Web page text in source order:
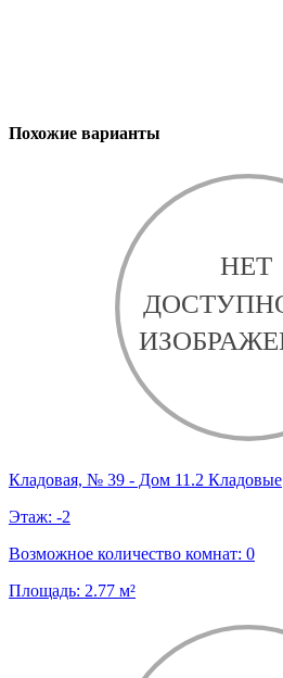
Похожие варианты
Кладовая, № 39 - Дом 11.2 Кладовые
Этаж: -2
Возможное количество комнат: 0
Площадь: 2.77 м²